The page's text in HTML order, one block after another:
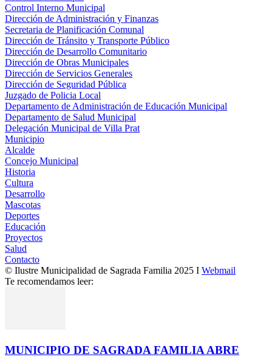
Control Interno Municipal
Dirección de Administración y Finanzas
Secretaria de Planificación Comunal
Dirección de Tránsito y Transporte Público
Dirección de Desarrollo Comunitario
Dirección de Obras Municipales
Dirección de Servicios Generales
Dirección de Seguridad Pública
Juzgado de Policia Local
Departamento de Administración de Educación Municipal
Departamento de Salud Municipal
Delegación Municipal de Villa Prat
Municipio
Alcalde
Concejo Municipal
Historia
Cultura
Desarrollo
Mascotas
Deportes
Educación
Proyectos
Salud
Contacto
© Ilustre Municipalidad de Sagrada Familia 2025 I Webmail
Te recomendamos leer:
MUNICIPIO DE SAGRADA FAMILIA ABRE